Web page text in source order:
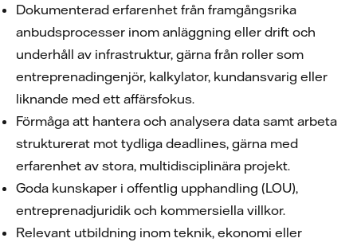
Dokumenterad erfarenhet från framgångsrika
anbudsprocesser inom anläggning eller drift och
underhåll av infrastruktur, gärna från roller som
entreprenadingenjör, kalkylator, kundansvarig eller
liknande med ett affärsfokus.
Förmåga att hantera och analysera data samt arbeta
strukturerat mot tydliga deadlines, gärna med
erfarenhet av stora, multidisciplinära projekt.
Goda kunskaper i offentlig upphandling (LOU),
entreprenadjuridik och kommersiella villkor.
Relevant utbildning inom teknik, ekonomi eller